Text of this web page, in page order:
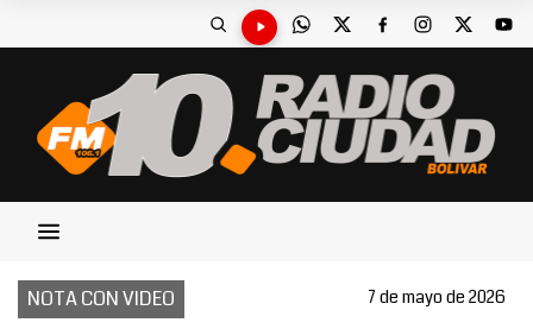
NOTA CON VIDEO 7 de mayo de 2026